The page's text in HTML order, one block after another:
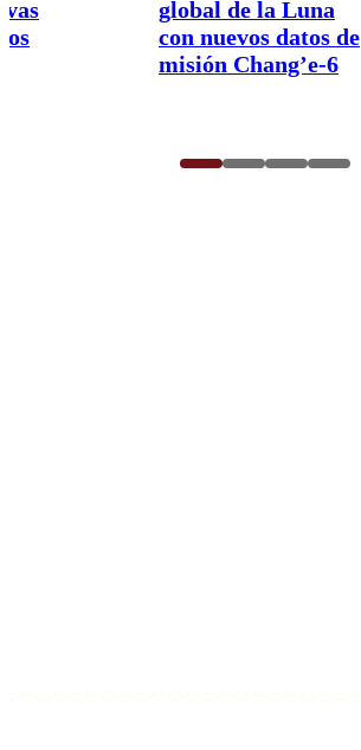
global de la Luna
con nuevos datos de
misión Chang’e-6